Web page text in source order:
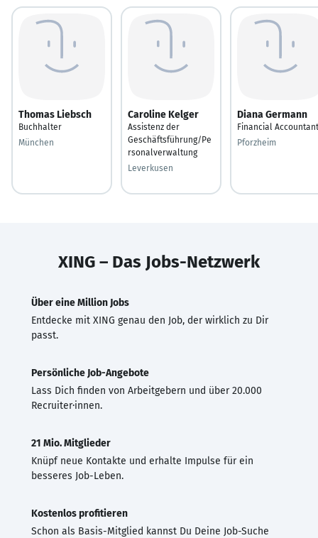
Thomas Liebsch
Buchhalter
München
Caroline Kelger
Assistenz der
Geschäftsführung/Pe
rsonalverwaltung
Leverkusen
Diana Germann
Financial Accountant
Pforzheim
XING – Das Jobs-Netzwerk
Über eine Million Jobs
Entdecke mit XING genau den Job, der wirklich zu Dir
passt.
Persönliche Job-Angebote
Lass Dich finden von Arbeitgebern und über 20.000
Recruiter·innen.
21 Mio. Mitglieder
Knüpf neue Kontakte und erhalte Impulse für ein
besseres Job-Leben.
Kostenlos profitieren
Schon als Basis-Mitglied kannst Du Deine Job-Suche